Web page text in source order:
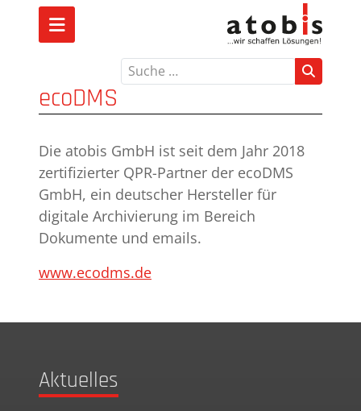
Suchen
ecoDMS
Die atobis GmbH ist seit dem Jahr 2018
zertifizierter QPR-Partner der ecoDMS
GmbH, ein deutscher Hersteller für
digitale Archivierung im Bereich
Dokumente und emails.
www.ecodms.de
Aktuelles